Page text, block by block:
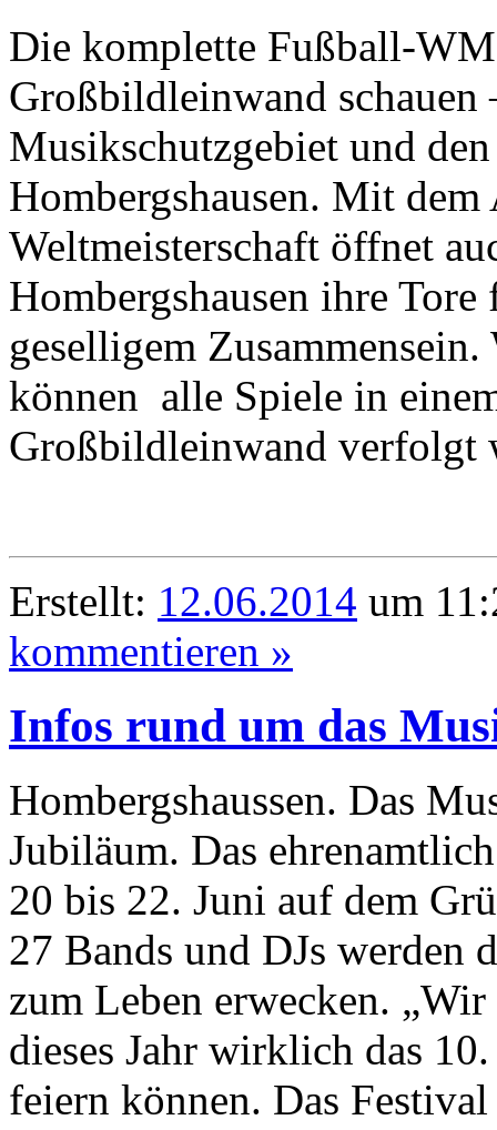
Die komplette Fußball-
Großbildleinwand schauen
Musikschutzgebiet und
Hombergshausen. Mit
Weltmeisterschaft öffnet
Hombergshausen ihre
geselligem
können alle Spiele in
Großbildleinwand
Erstellt: 12.06.2014 um
kommentieren »
Infos rund um das
Hombergshaussen. Das
Jubiläum. Das
20 bis 22. Juni auf dem
27 Bands und DJs werden
zum Leben erwecken.
dieses Jahr wirklich das
feiern können. Das